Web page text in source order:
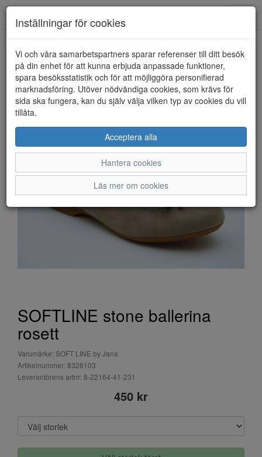
HEM SOFT LINE BY JANA
SOFTLINE stone ballerina
rosett
Varumärke: SOFT LINE by Jana
Artikelnummer: 8326103
Leverantörens artnr: 8-22164-41-231
450 kr
Inställningar för cookies
Vi och våra samarbetspartners sparar referenser till ditt besök
på din enhet för att kunna erbjuda anpassade funktioner,
spara besöksstatistik och för att möjliggöra personifierad
marknadsföring. Utöver nödvändiga cookies, som krävs för
sida ska fungera, kan du själv välja vilken typ av cookies du vill
tillåta.
Acceptera alla
Hantera cookies
Läs mer om cookies